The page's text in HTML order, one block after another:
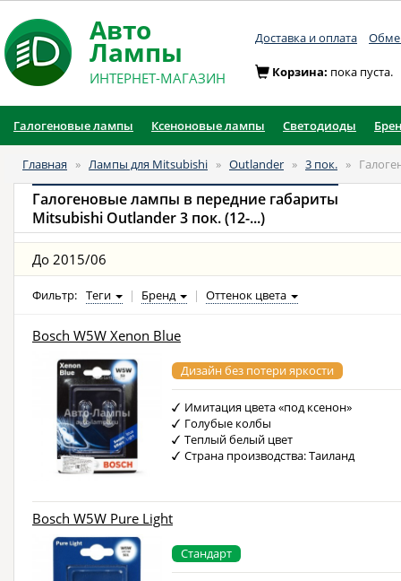
Авто
Лампы
ИНТЕРНЕТ-МАГАЗИН
Доставка и оплата
Корзина: пока пуста.
Галогеновые лампы Ксеноновые лампы Светодиоды
Главная » Лампы для Mitsubishi » Outlander » 3 пок. »
Галогеновые лампы в передние габариты
Mitsubishi Outlander 3 пок. (12-...)
До 2015/06
Фильтр: Теги | Бренд | Оттенок цвета
Bosch W5W Xenon Blue
Дизайн без потери яркости
Имитация цвета «под ксенон»
Голубые колбы
Теплый белый цвет
Страна производства: Таиланд
Bosch W5W Pure Light
Стандарт